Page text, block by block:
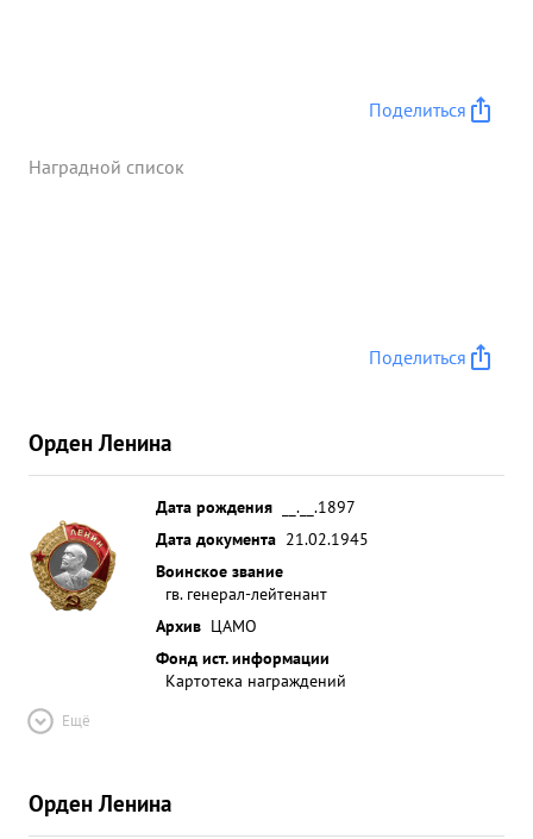
Поделиться
Наградной список
Поделиться
Орден Ленина
Дата рождения
__.__.1897
Дата документа 21.02.1945
Воинское звание
гв. генерал-лейтенант
Архив ЦАМО
Фонд ист. информации
Картотека награждений
Ещё
Орден Ленина